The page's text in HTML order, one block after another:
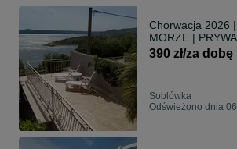
Chorwacja 2026
MORZE |
m do morza
390 zł/za dobę
Soblówka
Odświeżono dnia